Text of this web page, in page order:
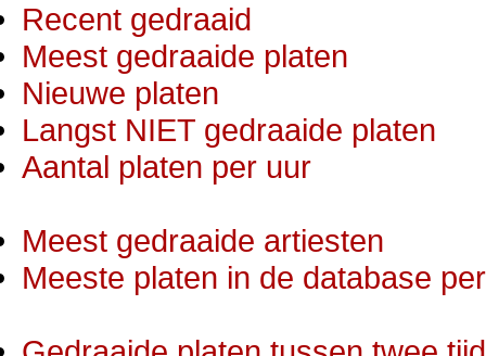
Recent gedraaid
Meest gedraaide platen
Nieuwe platen
Langst NIET gedraaide platen
Aantal platen per uur
Meest gedraaide artiesten
Meeste platen in de database